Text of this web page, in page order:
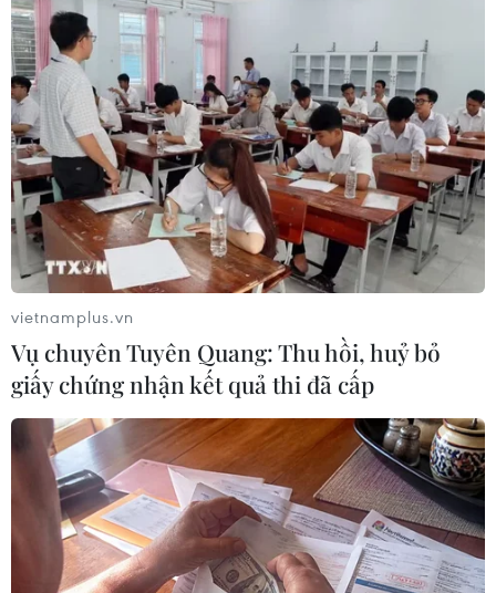
Tảo đặc quánh góc hồ Gươm, khu vực tập trung nhiều là góc
hồ trước cửa số nhà 47-49 đường Đinh Tiên Hoàng, quận Hoàn
Kiếm. (Ảnh: Mạnh Khánh/TTXVN)
vietnamplus.vn
Vụ chuyên Tuyên Quang: Thu hồi, huỷ bỏ
giấy chứng nhận kết quả thi đã cấp